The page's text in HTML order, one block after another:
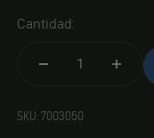
Cantidad:
SKU: 7003050